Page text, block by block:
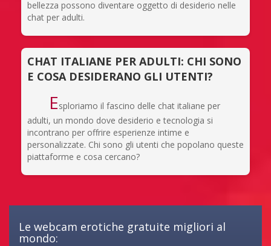
bellezza possono diventare oggetto di desiderio nelle
chat per adulti.
CHAT ITALIANE PER ADULTI: CHI SONO
E COSA DESIDERANO GLI UTENTI?
Esploriamo il fascino delle chat italiane per
adulti, un mondo dove desiderio e tecnologia si
incontrano per offrire esperienze intime e
personalizzate. Chi sono gli utenti che popolano queste
piattaforme e cosa cercano?
Le webcam erotiche gratuite migliori al
mondo: